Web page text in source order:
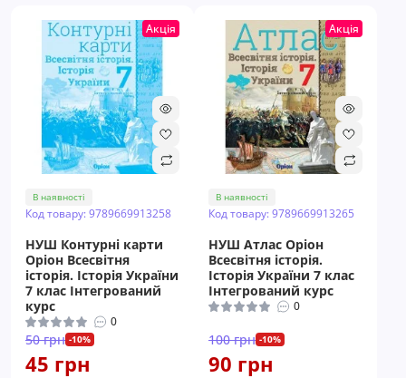
Акція
В наявності
Код товару: 9789669913258
НУШ Контурні карти
Оріон Всесвітня
історія. Історія України
7 клас Інтегрований
курс
0
50 грн -10%
45 грн
Акція
В наявності
Код товару: 9789669913265
НУШ Атлас Оріон
Всесвітня історія.
Історія України 7 клас
Інтегрований курс
0
100 грн -10%
90 грн